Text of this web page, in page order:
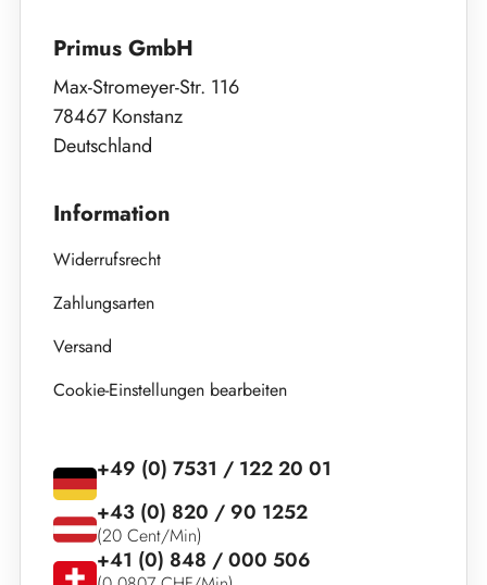
Primus GmbH
Max-Stromeyer-Str. 116
78467 Konstanz
Deutschland
Information
Widerrufsrecht
Zahlungsarten
Versand
Cookie-Einstellungen bearbeiten
+49 (0) 7531 / 122 20 01
+43 (0) 820 / 90 1252
(20 Cent/Min)
+41 (0) 848 / 000 506